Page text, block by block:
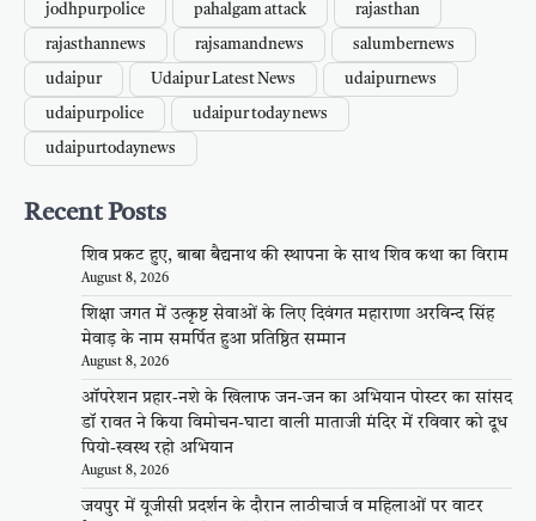
jodhpurpolice pahalgam attack rajasthan
rajasthannews rajsamandnews salumbernews
udaipur Udaipur Latest News udaipurnews
udaipurpolice udaipur today news
udaipurtodaynews
Recent Posts
शिव प्रकट हुए, बाबा बैद्यनाथ की स्थापना के साथ शिव कथा का विराम
August 8, 2026
शिक्षा जगत में उत्कृष्ट सेवाओं के लिए दिवंगत महाराणा अरविन्द सिंह
मेवाड़ के नाम समर्पित हुआ प्रतिष्ठित सम्मान
August 8, 2026
ऑपरेशन प्रहार-नशे के खिलाफ जन-जन का अभियान पोस्टर का सांसद
डॉ रावत ने किया विमोचन-घाटा वाली माताजी मंदिर में रविवार को दूध
पियो-स्वस्थ रहो अभियान
August 8, 2026
जयपुर में यूजीसी प्रदर्शन के दौरान लाठीचार्ज व महिलाओं पर वाटर